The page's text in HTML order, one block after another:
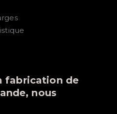
fabrication de
nous